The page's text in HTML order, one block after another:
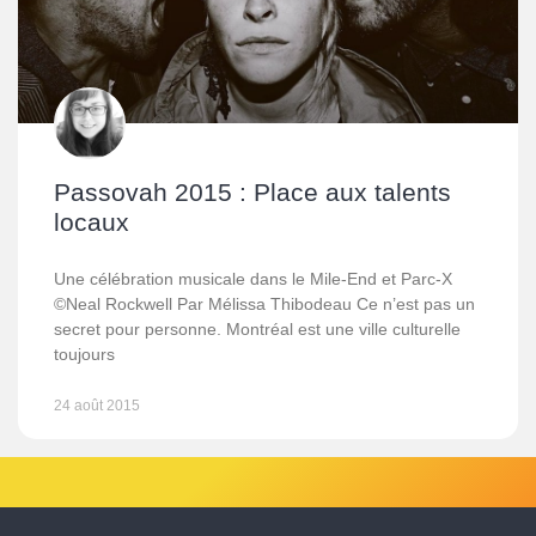
Passovah 2015 : Place aux talents
locaux
Une célébration musicale dans le Mile-End et Parc-X
©Neal Rockwell Par Mélissa Thibodeau Ce n’est pas un
secret pour personne. Montréal est une ville culturelle
toujours
24 août 2015